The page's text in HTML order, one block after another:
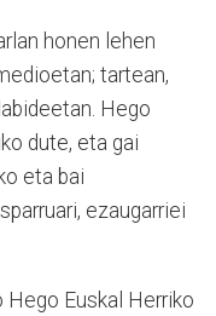
honen lehen
tartean,
Hego
dute, eta gai
eta bai
ezaugarriei
Euskal Herriko